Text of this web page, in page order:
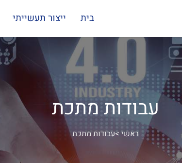
בית ייצור תעשייתי
עבודות מתכת
ראשי >עבודות מתכת